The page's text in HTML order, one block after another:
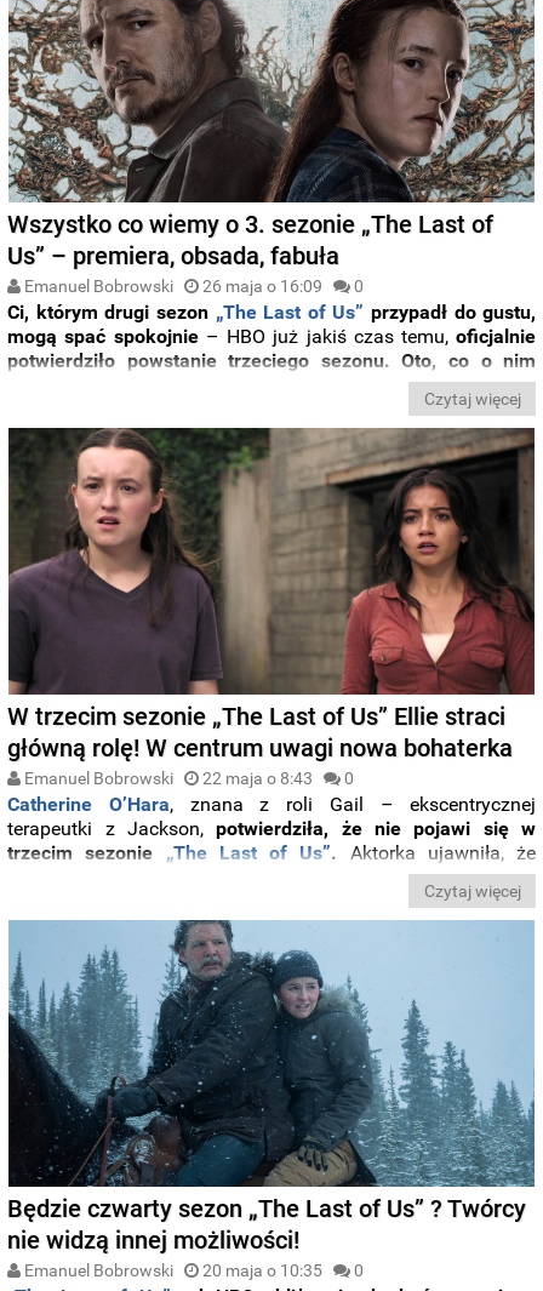
Wszystko co wiemy o 3. sezonie „The Last of
Us” – premiera, obsada, fabuła
Emanuel Bobrowski 26 maja o 16:09 0
Ci, którym drugi sezon „The Last of Us” przypadł do gustu,
mogą spać spokojnie– HBO już jakiś czas temu,oficjalnie
potwierdziło powstanie trzeciego sezonu. Oto, co o nim
Czytaj więcej
W trzecim sezonie „The Last of Us” Ellie straci
główną rolę! W centrum uwagi nowa bohaterka
Emanuel Bobrowski 22 maja o 8:43 0
Catherine O’Hara, znanaz roli Gail –ekscentrycznej
terapeutki z Jackson,potwierdziła, żeniepojawi sięw
trzecimsezonie „The Lastof Us”. Aktorka ujawniła,że
brakuplanówna
Powód? Sezon 3 ma skoncentrować
się na historii Abby,znanej graczom z drugiej części gry i z
wydarzeń ukazanych już na początku drugiego sezonu
serialu.Tym razem to właśnie Abby zajmie centralne
miejsce w fabule, kosztem Ellie.
Czytaj więcej
Będzie czwarty sezon „The Last of Us” ? Twórcy
nie widzą innej możliwości!
Emanuel Bobrowski 20 maja o 10:35 0